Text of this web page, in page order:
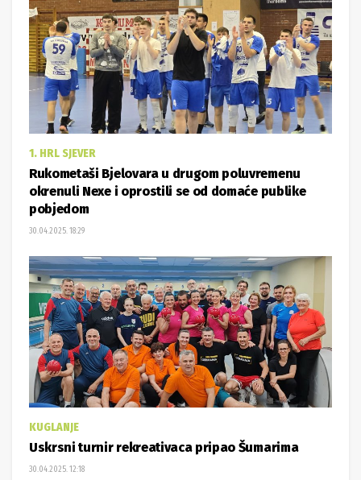
1. HRL SJEVER
Rukometaši Bjelovara u drugom poluvremenu
okrenuli Nexe i oprostili se od domaće publike
pobjedom
30.04.2025. 18:29
KUGLANJE
Uskrsni turnir rekreativaca pripao Šumarima
30.04.2025. 12:18